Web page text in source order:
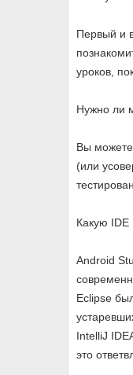
Первый и
уроков,
Нужно ли
Вы можете
(или
Какую IDE
Android
Eclipse
IntelliJ
это